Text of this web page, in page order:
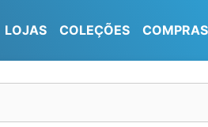
LOJAS COLEÇÕES COMPRAS